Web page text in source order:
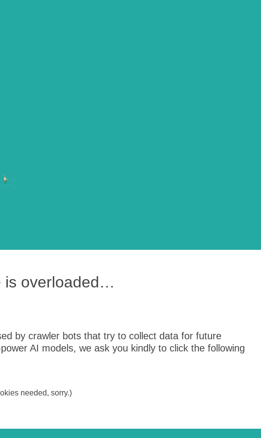
is overloaded…
by crawler bots that try to collect data for future
AI models, we ask you kindly to click the following
needed, sorry.)